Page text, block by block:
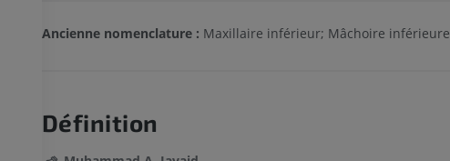
Ancienne nomenclature : Maxillaire inférieur; Mâchoire inférieure
Définition